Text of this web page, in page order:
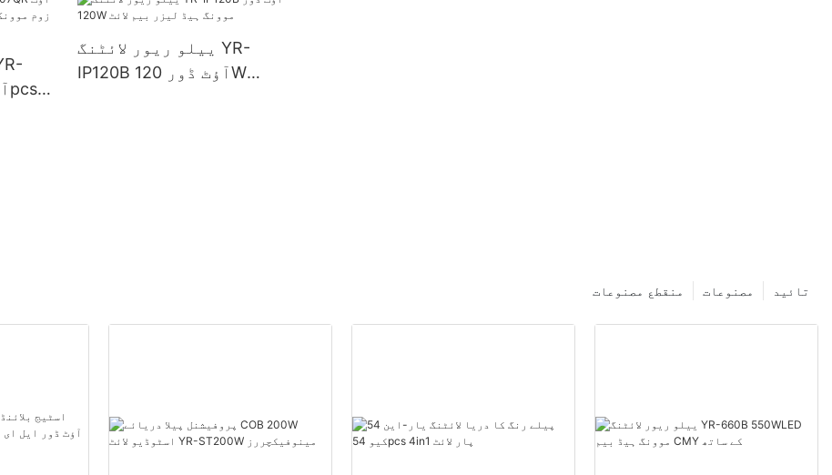
ییلو ریور لائٹنگ YR-
IP120B آؤٹ ڈور 120W
تائید مصنوعات منقطع مصنوعات